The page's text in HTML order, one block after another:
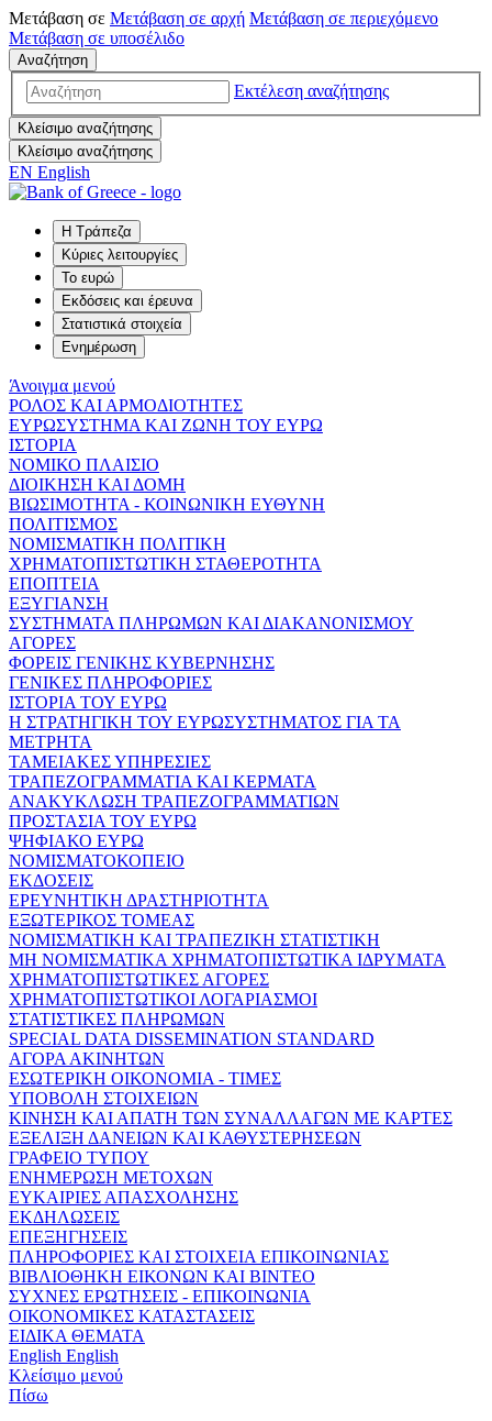
Μετάβαση σε Μετάβαση σε αρχή Μετάβαση σε περιεχόμενο
Μετάβαση σε υποσέλιδο
Αναζήτηση
Εκτέλεση αναζήτησης
Κλείσιμο αναζήτησης
Κλείσιμο αναζήτησης
EN English
Η Τράπεζα
Κύριες λειτουργίες
Το ευρώ
Εκδόσεις και έρευνα
Στατιστικά στοιχεία
Ενημέρωση
Άνοιγμα μενού
ΡΟΛΟΣ ΚΑΙ ΑΡΜΟΔΙΟΤΗΤΕΣ
ΕΥΡΩΣΥΣΤΗΜΑ ΚΑΙ ΖΩΝΗ ΤΟΥ ΕΥΡΩ
ΙΣΤΟΡΙΑ
ΝΟΜΙΚΟ ΠΛΑΙΣΙΟ
ΔΙΟΙΚΗΣΗ ΚΑΙ ΔΟΜΗ
ΒΙΩΣΙΜΟΤΗΤΑ - ΚΟΙΝΩΝΙΚΗ ΕΥΘΥΝΗ
ΠΟΛΙΤΙΣΜΟΣ
ΝΟΜΙΣΜΑΤΙΚΗ ΠΟΛΙΤΙΚΗ
ΧΡΗΜΑΤΟΠΙΣΤΩΤΙΚΗ ΣΤΑΘΕΡΟΤΗΤΑ
ΕΠΟΠΤΕΙΑ
ΕΞΥΓΙΑΝΣΗ
ΣΥΣΤΗΜΑΤΑ ΠΛΗΡΩΜΩΝ ΚΑΙ ΔΙΑΚΑΝΟΝΙΣΜΟΥ
ΑΓΟΡΕΣ
ΦΟΡΕΙΣ ΓΕΝΙΚΗΣ ΚΥΒΕΡΝΗΣΗΣ
ΓΕΝΙΚΕΣ ΠΛΗΡΟΦΟΡΙΕΣ
ΙΣΤΟΡΙΑ ΤΟΥ ΕΥΡΩ
Η ΣΤΡΑΤΗΓΙΚΗ ΤΟΥ ΕΥΡΩΣΥΣΤΗΜΑΤΟΣ ΓΙΑ ΤΑ
ΜΕΤΡΗΤΑ
ΤΑΜΕΙΑΚΕΣ ΥΠΗΡΕΣΙΕΣ
ΤΡΑΠΕΖΟΓΡΑΜΜΑΤΙΑ ΚΑΙ ΚΕΡΜΑΤΑ
ΑΝΑΚΥΚΛΩΣΗ ΤΡΑΠΕΖΟΓΡΑΜΜΑΤΙΩΝ
ΠΡΟΣΤΑΣΙΑ ΤΟΥ ΕΥΡΩ
ΨΗΦΙΑΚΟ ΕΥΡΩ
ΝΟΜΙΣΜΑΤΟΚΟΠΕΙΟ
ΕΚΔΟΣΕΙΣ
ΕΡΕΥΝΗΤΙΚΗ ΔΡΑΣΤΗΡΙΟΤΗΤΑ
ΕΞΩΤΕΡΙΚΟΣ ΤΟΜΕΑΣ
ΝΟΜΙΣΜΑΤΙΚΗ ΚΑΙ ΤΡΑΠΕΖΙΚΗ ΣΤΑΤΙΣΤΙΚΗ
ΜΗ ΝΟΜΙΣΜΑΤΙΚΑ ΧΡΗΜΑΤΟΠΙΣΤΩΤΙΚΑ ΙΔΡΥΜΑΤΑ
ΧΡΗΜΑΤΟΠΙΣΤΩΤΙΚΕΣ ΑΓΟΡΕΣ
ΧΡΗΜΑΤΟΠΙΣΤΩΤΙΚΟΙ ΛΟΓΑΡΙΑΣΜΟΙ
ΣΤΑΤΙΣΤΙΚΕΣ ΠΛΗΡΩΜΩΝ
SPECIAL DATA DISSEMINATION STANDARD
ΑΓΟΡΑ ΑΚΙΝΗΤΩΝ
ΕΣΩΤΕΡΙΚΗ ΟΙΚΟΝΟΜΙΑ - ΤΙΜΕΣ
ΥΠΟΒΟΛΗ ΣΤΟΙΧΕΙΩΝ
ΚΙΝΗΣΗ ΚΑΙ ΑΠΑΤΗ ΤΩΝ ΣΥΝΑΛΛΑΓΩΝ ΜΕ ΚΑΡΤΕΣ
ΕΞΕΛΙΞΗ ΔΑΝΕΙΩΝ ΚΑΙ ΚΑΘΥΣΤΕΡΗΣΕΩΝ
ΓΡΑΦΕΙΟ ΤΥΠΟΥ
ΕΝΗΜΕΡΩΣΗ ΜΕΤΟΧΩΝ
ΕΥΚΑΙΡΙΕΣ ΑΠΑΣΧΟΛΗΣΗΣ
ΕΚΔΗΛΩΣΕΙΣ
ΕΠΕΞΗΓΗΣΕΙΣ
ΠΛΗΡΟΦΟΡΙΕΣ ΚΑΙ ΣΤΟΙΧΕΙΑ ΕΠΙΚΟΙΝΩΝΙΑΣ
ΒΙΒΛΙΟΘΗΚΗ ΕΙΚΟΝΩΝ ΚΑΙ ΒΙΝΤΕΟ
ΣΥΧΝΕΣ ΕΡΩΤΗΣΕΙΣ - ΕΠΙΚΟΙΝΩΝΙΑ
ΟΙΚΟΝΟΜΙΚΕΣ ΚΑΤΑΣΤΑΣΕΙΣ
ΕΙΔΙΚΑ ΘΕΜΑΤΑ
English English
Κλείσιμο μενού
Πίσω